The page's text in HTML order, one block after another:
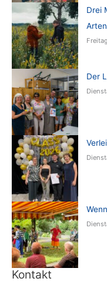
Drei
Der
Kontakt